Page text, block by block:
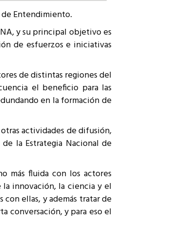
de Entendimiento.
y su principal objetivo es
de esfuerzos e iniciativas
de distintas regiones del
el beneficio para las
en la formación de
actividades de difusión,
la Estrategia Nacional de
más fluida con los actores
la innovación, la ciencia y el
ellas, y además tratar de
conversación, y para eso el